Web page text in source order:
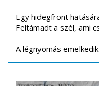
Egy hidegfront
Feltámadt a szél, ami
A légnyomás emelkedik.